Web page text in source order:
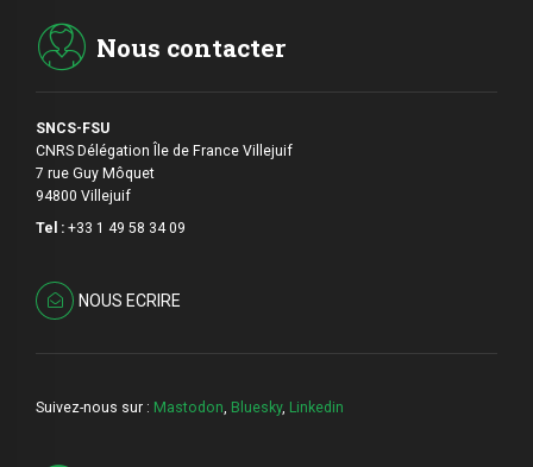
Nous contacter
SNCS-FSU
CNRS Délégation Île de France Villejuif
7 rue Guy Môquet
94800 Villejuif
Tel : +33 1 49 58 34 09
NOUS ECRIRE
Suivez-nous sur : Mastodon, Bluesky, Linkedin